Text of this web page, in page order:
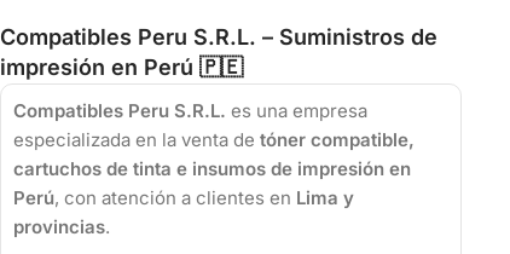
Compatibles Peru S.R.L. – Suministros de
impresión en Perú 🇵🇪
Compatibles Peru S.R.L. es una empresa
especializada en la venta de tóner compatible,
cartuchos de tinta e insumos de impresión en
Perú, con atención a clientes en Lima y
provincias.